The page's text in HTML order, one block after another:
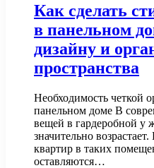
Как сделать
в панельном
дизайну и
пространства
Необходимость четкой
панельном доме В
вещей в гардеробной у
значительно
квартир в таких
оставляются…